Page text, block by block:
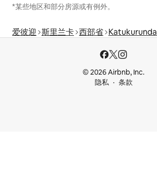
*某些地区和部分房源或有例外。
爱彼迎 斯里兰卡 西部省 Katukurunda
© 2026 Airbnb, Inc.
隐私
条款